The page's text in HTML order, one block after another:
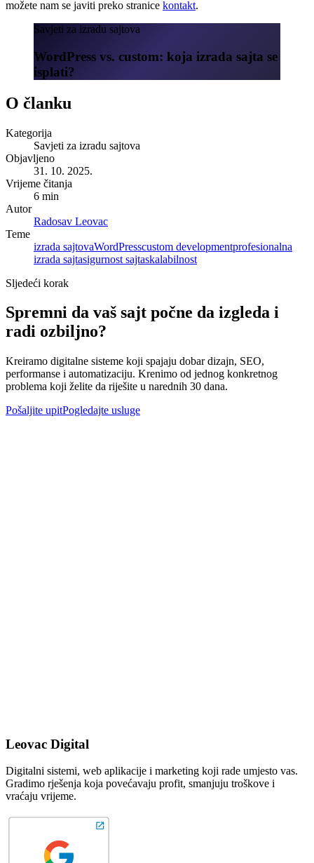
možete nam se javiti preko stranice kontakt.
Savjeti za izradu sajtova
WordPress vs. custom: koja izrada sajta se
isplati?
O članku
Kategorija
Savjeti za izradu sajtova
Objavljeno
31. 10. 2025.
Vrijeme čitanja
6 min
Autor
Radosav Leovac
Teme
izrada sajtovaWordPresscustom developmentprofesionalna
izrada sajtasigurnost sajtaskalabilnost
Sljedeći korak
Spremni da vaš sajt počne da izgleda i
radi ozbiljno?
Kreiramo digitalne sisteme koji spajaju dobar dizajn, SEO,
performanse i automatizaciju. Krenimo od jednog konkretnog
problema koji želite da riješite u narednih 30 dana.
Pošaljite upitPogledajte usluge
Leovac Digital
Digitalni sistemi, web aplikacije i marketing koji rade umjesto vas.
Gradimo rješenja koja povećavaju profit, smanjuju troškove i
vraćaju vrijeme.